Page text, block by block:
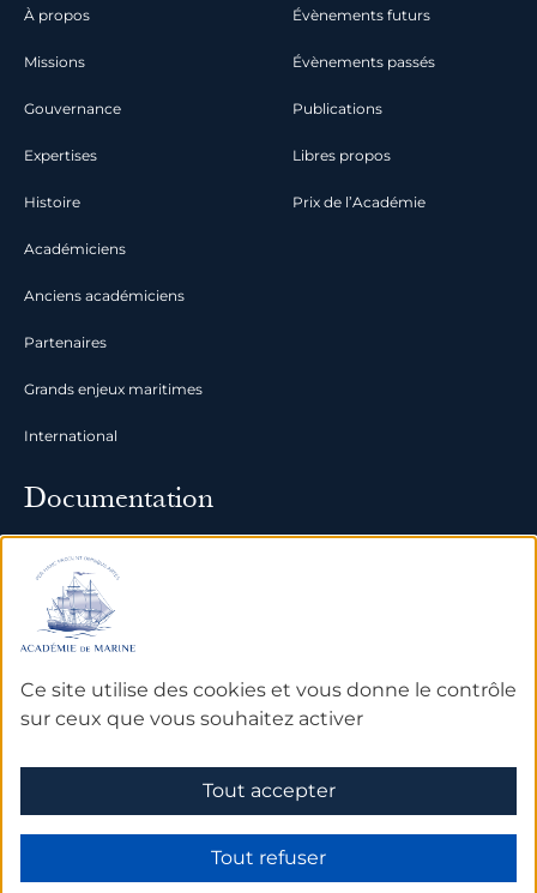
Ce site utilise des cookies et vous donne le contrôle
sur ceux que vous souhaitez activer
Tout accepter
Tout refuser
À propos
Missions
Gouvernance
Expertises
Histoire
Académiciens
Anciens académiciens
Partenaires
Grands enjeux maritimes
International
Évènements futurs
Évènements passés
Publications
Libres propos
Prix de l’Académie
Documentation
Archives
Bibliothèque et bases de
données